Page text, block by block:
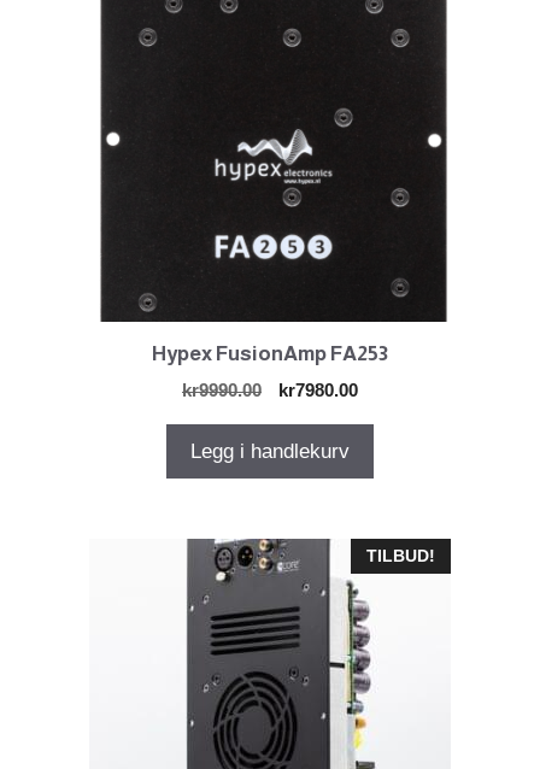
Hypex FusionAmp FA253
kr9990.00
Opprinnelig
var:
kr9990.00.
kr7980.00Nåværende
Legg i handlekurv
TILBUD!